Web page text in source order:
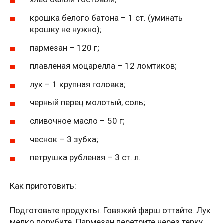
крошка белого батона – 1 ст. (уминать
крошку не нужно);
пармезан – 120 г;
плавленая моцарелла – 12 ломтиков;
лук – 1 крупная головка;
черный перец молотый, соль;
сливочное масло – 50 г;
чеснок – 3 зубка;
петрушка рубленая – 3 ст. л.
Как приготовить:
Подготовьте продукты. Говяжий фарш оттайте. Лук